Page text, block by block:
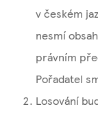
v českém
nesmí
právním
Pořadatel
Losování